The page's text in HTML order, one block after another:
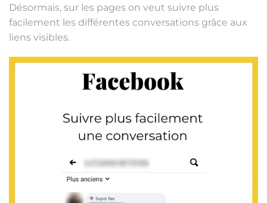
Désormais, sur les pages on veut suivre plus
facilement les différentes conversations grâce aux
liens visibles.